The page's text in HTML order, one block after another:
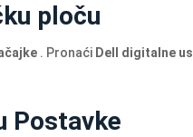
ploču
. Pronaći Dell digitalne
Postavke